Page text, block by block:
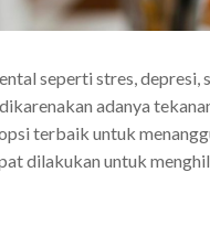
seperti stres,
adanya
terbaik untuk
dilakukan untuk